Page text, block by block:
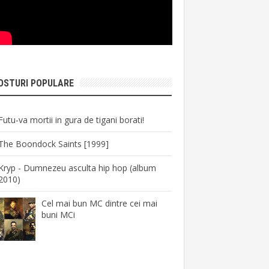
POPULARE
va mortii in gura de tigani borati!
Boondock Saints [1999]
- Dumnezeu asculta hip hop (album
Cel mai bun MC dintre cei mai
buni MCi